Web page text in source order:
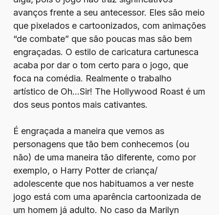
avanços frente a seu antecessor. Eles são meio
que pixelados e cartoonizados, com animações
“de combate” que são poucas mas são bem
engraçadas. O estilo de caricatura cartunesca
acaba por dar o tom certo para o jogo, que
foca na comédia. Realmente o trabalho
artístico de Oh…Sir! The Hollywood Roast é um
dos seus pontos mais cativantes.
É engraçada a maneira que vemos as
personagens que tão bem conhecemos (ou
não) de uma maneira tão diferente, como por
exemplo, o Harry Potter de criança/
adolescente que nos habituamos a ver neste
jogo está com uma aparência cartoonizada de
um homem já adulto. No caso da Marilyn